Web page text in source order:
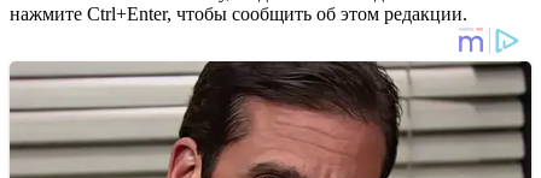
нажмите Ctrl+Enter, чтобы сообщить об этом редакции.